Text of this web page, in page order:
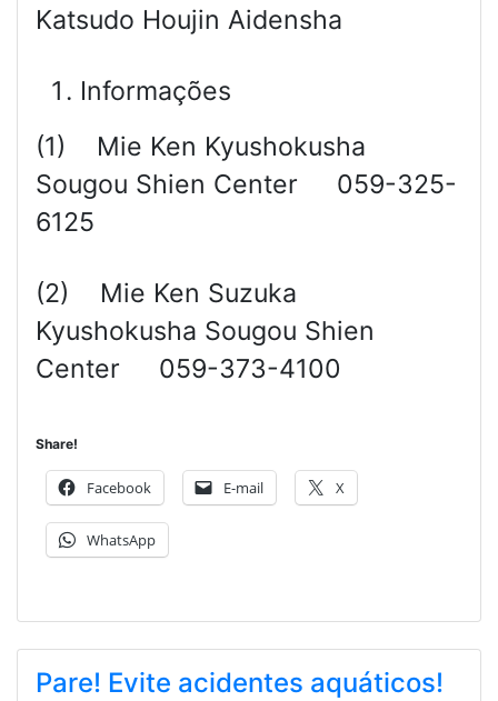
Katsudo Houjin Aidensha
Informações
(1) Mie Ken Kyushokusha
Sougou Shien Center 059-325-
6125
(2) Mie Ken Suzuka
Kyushokusha Sougou Shien
Center 059-373-4100
Share!
Facebook E-mail X
WhatsApp
Pare! Evite acidentes aquáticos!